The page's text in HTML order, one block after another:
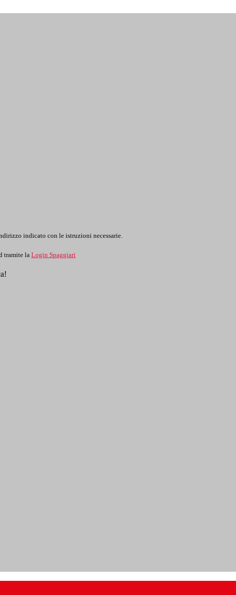
indicato con le istruzioni necessarie.
tramite la Login Spaggiari